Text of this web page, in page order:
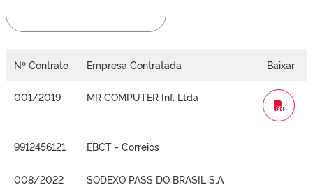
Nº Contrato Empresa Contratada Baixar
001/2019 MR COMPUTER Inf. Ltda
WORD
9912456121 EBCT - Correios
008/2022 SODEXO PASS DO BRASIL S.A